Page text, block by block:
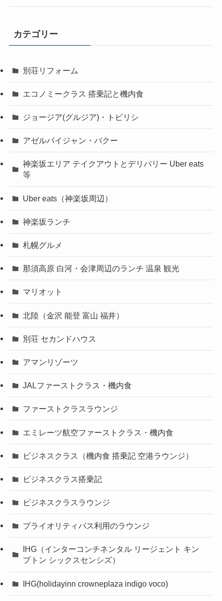
カテゴリー
別荘リフォーム
エコノミークラス 搭乗記と機内食
ジョージア(グルジア)・トビリシ
アゼルバイジャン・バクー
神楽坂エリア テイクアウトとデリバリー Uber eats
等
Uber eats（神楽坂周辺）
神楽坂ランチ
札幌グルメ
那須高原 白河・会津周辺のランチ 温泉 観光
マリオット
北陸（金沢 能登 富山 福井）
別荘 セカンドハウス
アマンリゾーツ
JALファーストクラス・機内食
ファーストクラスラウンジ
エミレーツ航空ファーストクラス・機内食
ビジネスクラス（機内食 搭乗記 空港ラウンジ）
ビジネスクラス搭乗記
ビジネスクラスラウンジ
プライオリティパス利用のラウンジ
IHG（インターコンチネンタル リージェント キン
プトン シックスセンシズ）
IHG(holidayinn crowneplaza indigo voco)